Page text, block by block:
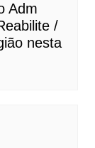
Adm
/
nesta